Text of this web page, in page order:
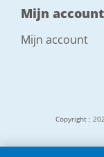
Mijn account
Mijn account
Copyright ;